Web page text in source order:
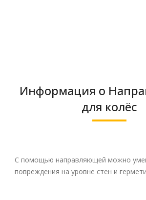
Информация о
для колёс
С помощью направляющей можно
повреждения на уровне стен и